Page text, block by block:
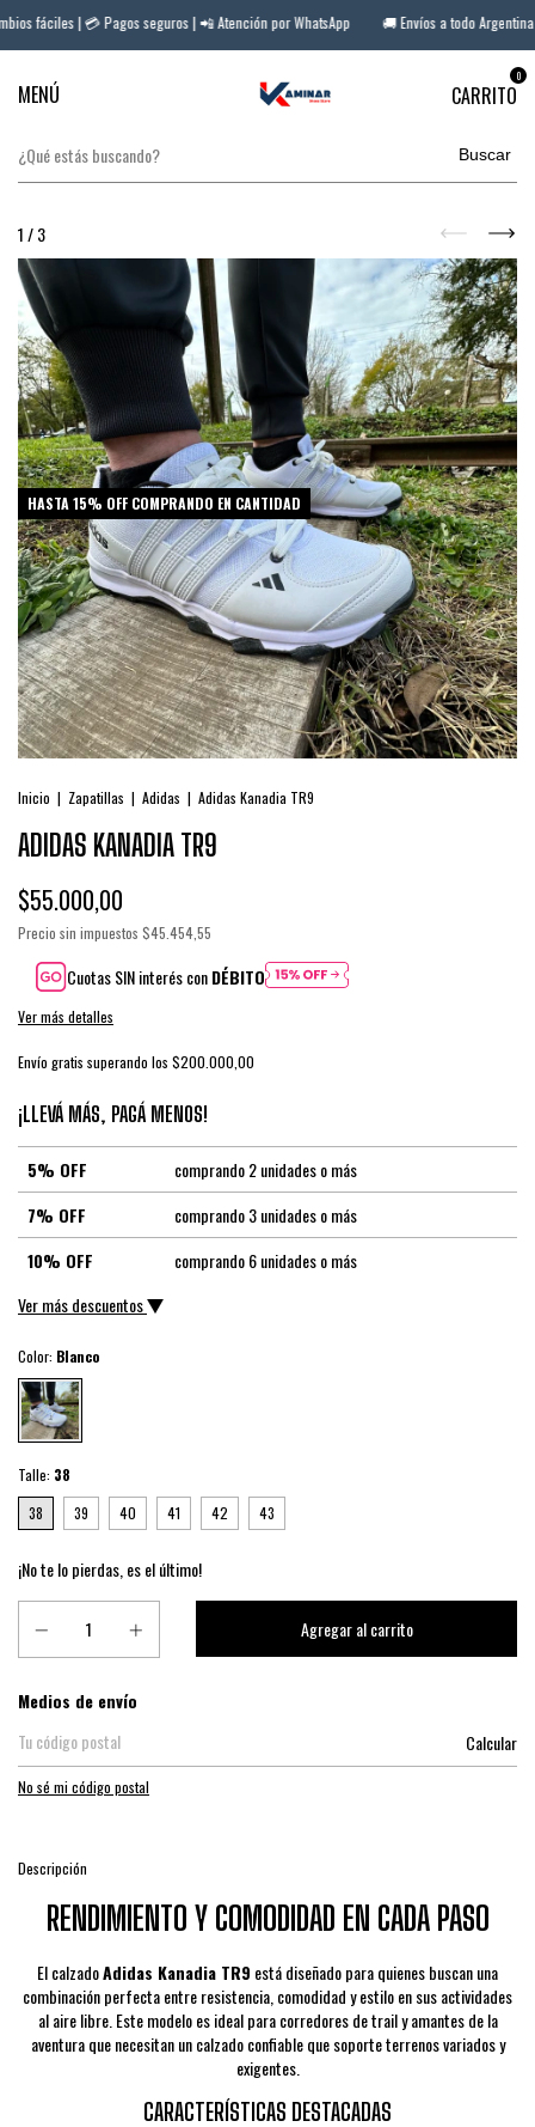
fáciles | 💳 Pagos seguros | 📲 Atención por WhatsApp 🚚 Envíos a todo
MENÚ CARRITO
0
Buscar
1/3
HASTA 15% OFF COMPRANDO EN CANTIDAD
Inicio | Zapatillas | Adidas | Adidas Kanadia TR9
ADIDAS KANADIA TR9
$55.000,00
Precio sin impuestos $45.454,55
Cuotas SIN interés conDÉBITO
Ver más detalles
Envío gratis superando los $200.000,00
¡LLEVÁ MÁS, PAGÁ MENOS!
5% OFF
comprando 2 unidades o más
7% OFF
comprando 3 unidades o más
10% OFF
comprando 6 unidades o más
Ver más descuentos
Color: Blanco
Talle: 38
38
39 40 41 42 43
¡No te lo pierdas, es el último!
Entregas para el CP:
Medios de envío
Calcular
No sé mi código postal
Descripción
RENDIMIENTO Y COMODIDAD EN CADA PASO
El calzadoAdidas Kanadia TR9 está diseñado para quienes buscan una
combinación perfecta entre resistencia, comodidad y estilo en sus actividades
al aire libre. Este modelo es ideal para corredores de trail y amantes de la
aventura que necesitan un calzado confiable que soporte terrenos variados y
exigentes.
CARACTERÍSTICAS DESTACADAS